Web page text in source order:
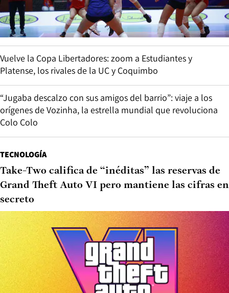
Vuelve la Copa Libertadores: zoom a Estudiantes y
Platense, los rivales de la UC y Coquimbo
“Jugaba descalzo con sus amigos del barrio”: viaje a los
orígenes de Vozinha, la estrella mundial que revoluciona
Colo Colo
TECNOLOGÍA
Take-Two califica de “inéditas” las reservas de
Grand Theft Auto VI pero mantiene las cifras en
secreto